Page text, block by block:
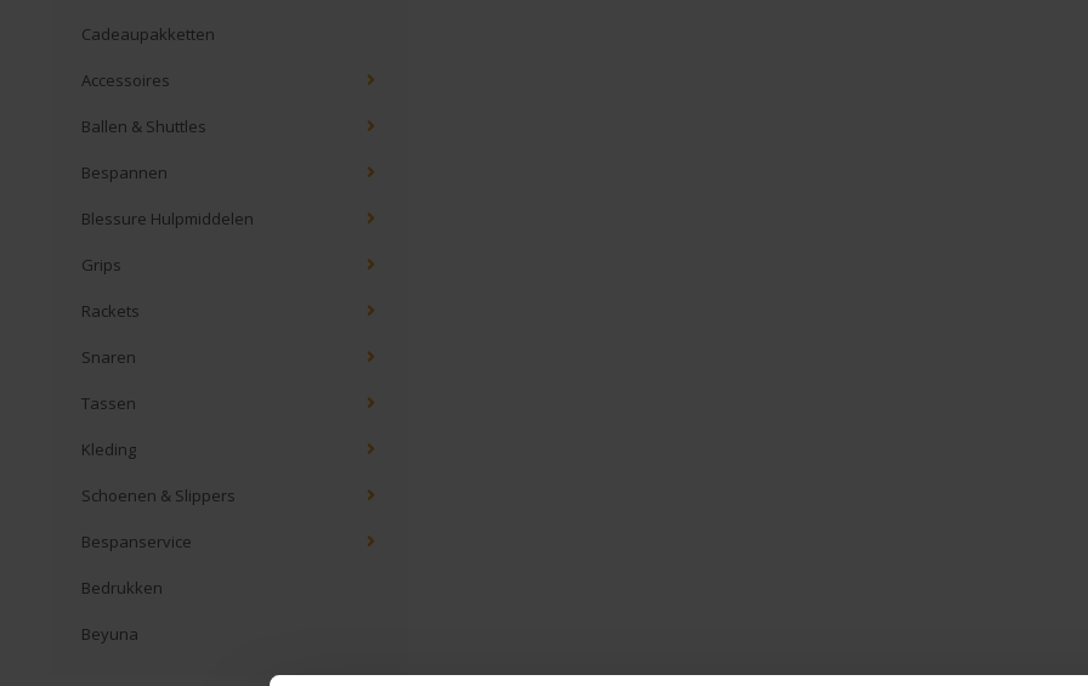
Cadeaupakketten
Accessoires
Ballen & Shuttles
Bespannen
Blessure Hulpmiddelen
Grips
Rackets
Snaren
Tassen
Kleding
Schoenen & Slippers
Bespanservice
Bedrukken
Beyuna